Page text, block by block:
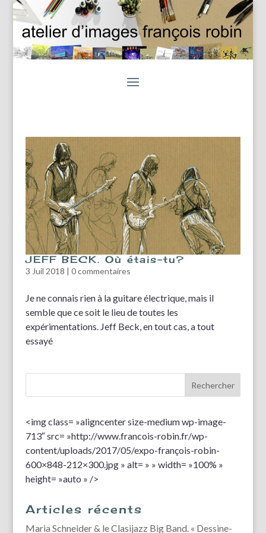
JEFF BECK. Où étais-tu?
3 Juil 2018 | 0 commentaires
Je ne connais rien à la guitare électrique, mais il
semble que ce soit le lieu de toutes les
expérimentations. Jeff Beck, en tout cas, a tout
essayé
<img class= »aligncenter size-medium wp-image-
713″ src= »http://www.francois-robin.fr/wp-
content/uploads/2017/05/expo-françois-robin-
600×848-212×300.jpg » alt= » » width= »100% »
height= »auto » />
Articles récents
Maria Schneider & le Clasijazz Big Band. « Dessine-